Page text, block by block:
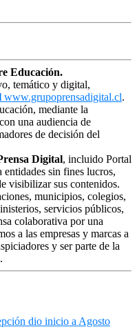
Educación.
temático y digital,
www.grupoprensadigital.cl.
mediante la
una audiencia de
de decisión del
Digital, incluido Portal
sin fines lucros,
visibilizar sus contenidos.
municipios, colegios,
servicios públicos,
colaborativa por una
a las empresas y marcas a
y ser parte de la
.
dio inicio a Agosto